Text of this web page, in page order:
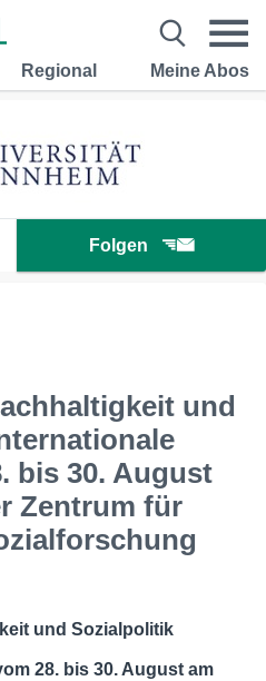
Regional Meine Abos
Folgen
und
bis 30. August
Zentrum für
und Sozialpolitik
28. bis 30. August am